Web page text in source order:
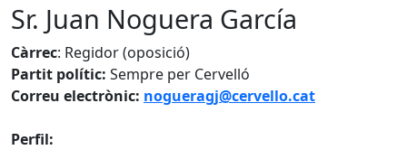
Sr. Juan Noguera García
Càrrec: Regidor (oposició)
Partit polític: Sempre per Cervelló
Correu electrònic: nogueragj@cervello.cat
Perfil: